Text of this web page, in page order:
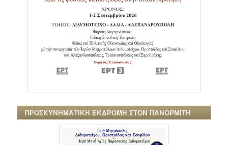
ΠΡΟΣΚΥΝΗΜΑΤΙΚΗ ΕΚΔΡΟΜΗ ΣΤΟΝ ΠΑΝΟΡΜΙΤΗ